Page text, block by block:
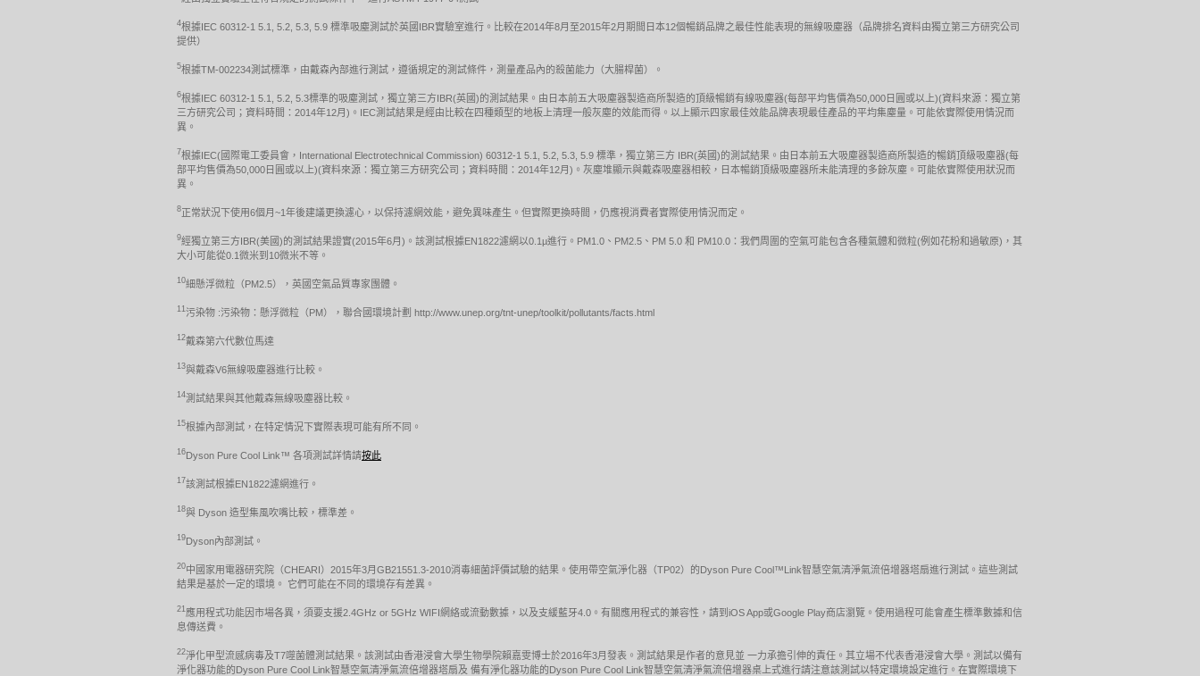
4根據IEC 60312-1 5.1, 5.2, 5.3, 5.9 標準吸塵測試於英國IBR實驗室進行。比較在2014年8月至2015年2月期間日本12個暢銷品牌之最佳性能表現的無線吸塵器（品牌排名資料由獨立第三方研究公司
提供）
5根據TM-002234測試標準，由戴森內部進行測試，遵循規定的測試條件，測量產品內的殺菌能力（大腸桿菌）。
6根據IEC 60312-1 5.1, 5.2, 5.3標準的吸塵測試，獨立第三方IBR(英國)的測試結果。由日本前五大吸塵器製造商所製造的頂級暢銷有線吸塵器(每部平均售價為50,000日圓或以上)(資料來源：獨立第
三方研究公司；資料時間：2014年12月)。IEC測試結果是經由比較在四種類型的地板上清理一般灰塵的效能而得。以上顯示四家最佳效能品牌表現最佳產品的平均集塵量。可能依實際使用情況而
異。
7根據IEC(國際電工委員會，International Electrotechnical Commission) 60312-1 5.1, 5.2, 5.3, 5.9 標準，獨立第三方 IBR(英國)的測試結果。由日本前五大吸塵器製造商所製造的暢銷頂級吸塵器(每
部平均售價為50,000日圓或以上)(資料來源：獨立第三方研究公司；資料時間：2014年12月)。灰塵堆顯示與戴森吸塵器相較，日本暢銷頂級吸塵器所未能清理的多餘灰塵。可能依實際使用狀況而
異。
8正常狀況下使用6個月~1年後建議更換濾心，以保持濾網效能，避免異味產生。但實際更換時間，仍應視消費者實際使用情況而定。
9經獨立第三方IBR(美國)的測試結果證實(2015年6月)。該測試根據EN1822濾網以0.1µ進行。PM1.0、PM2.5、PM 5.0 和 PM10.0：我們周圍的空氣可能包含各種氣體和微粒(例如花粉和過敏原)，其
大小可能從0.1微米到10微米不等。
10細懸浮微粒（PM2.5），英國空氣品質專家團體。
11污染物 :污染物：懸浮微粒（PM），聯合國環境計劃 http://www.unep.org/tnt-unep/toolkit/pollutants/facts.html
12戴森第六代數位馬達
13與戴森V6無線吸塵器進行比較。
14測試結果與其他戴森無線吸塵器比較。
15根據內部測試，在特定情況下實際表現可能有所不同。
16Dyson Pure Cool Link™ 各項測試詳情請按此
17該測試根據EN1822濾網進行。
18與 Dyson 造型集風吹嘴比較，標準差。
19Dyson內部測試。
20中國家用電器研究院（CHEARI）2015年3月GB21551.3-2010消毒細菌評價試驗的結果。使用帶空氣淨化器（TP02）的Dyson Pure Cool™Link智慧空氣清淨氣流倍增器塔扇進行測試。這些測試
結果是基於一定的環境。 它們可能在不同的環境存有差異。
21應用程式功能因市場各異，須要支援2.4GHz or 5GHz WIFI網絡或流動數據，以及支緩藍牙4.0。有關應用程式的兼容性，請到iOS App或Google Play商店瀏覽。使用過程可能會產生標準數據和信
息傳送費。
22淨化甲型流感病毒及T7噬菌體測試結果。該測試由香港浸會大學生物學院賴嘉雯博士於2016年3月發表。測試結果是作者的意見並 一力承擔引伸的責任。其立場不代表香港浸會大學。測試以備有
淨化器功能的Dyson Pure Cool Link智慧空氣清淨氣流倍增器塔扇及 備有淨化器功能的Dyson Pure Cool Link智慧空氣清淨氣流倍增器桌上式進行請注意該測試以特定環境設定進行。在實際環境下